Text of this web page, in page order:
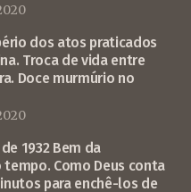
dos atos praticados
Troca de vida entre
Doce murmúrio no
1932 Bem da
Como Deus conta
para enchê-los de